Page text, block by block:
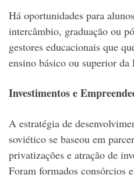
Há oportunidades para
intercâmbio, graduação ou
gestores educacionais que
ensino básico ou superior da
Investimentos e
A estratégia de
soviético se baseou em
privatizações e atração de
Foram formados consórcios